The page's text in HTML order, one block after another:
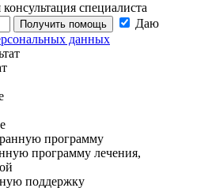
консультация специалиста
Получить помощь
Даю
данных
программу лечения,